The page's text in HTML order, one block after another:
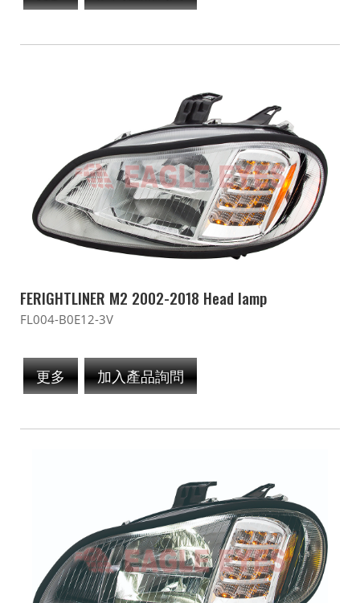
FERIGHTLINER M2 2002-2018 Head lamp
FL004-B0E12-3V
更多 加入產品詢問